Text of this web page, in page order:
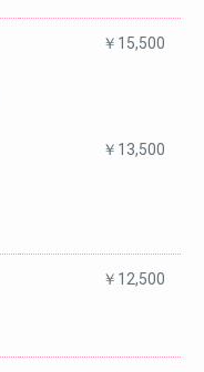
￥15,500
￥13,500
￥12,500